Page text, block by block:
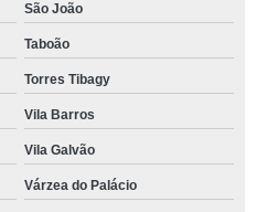
São João
Taboão
Torres Tibagy
Vila Barros
Vila Galvão
Várzea do Palácio